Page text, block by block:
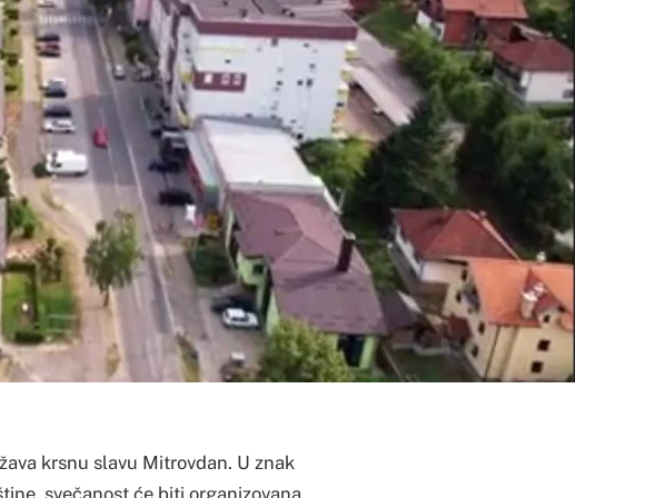
krsnu slavu Mitrovdan. U znak
svečanost će biti organizovana